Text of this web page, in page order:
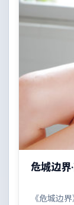
危城边界
《危城边